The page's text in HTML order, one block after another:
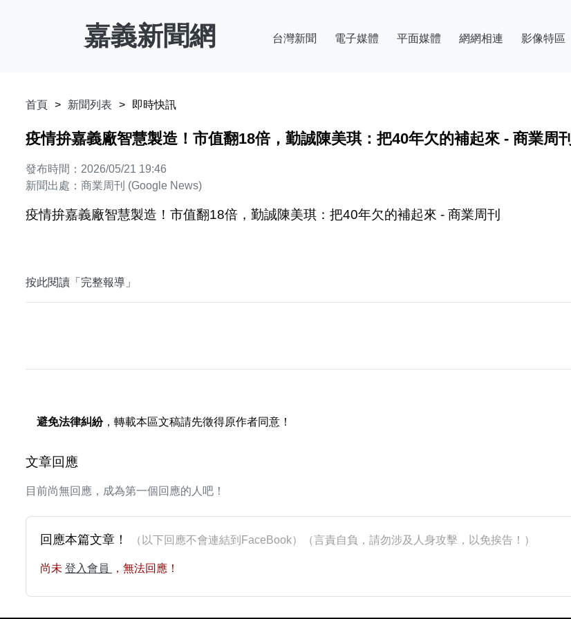
嘉義新聞網 台灣新聞 電子媒體 平面媒體 網網相連 影像特區
首頁 新聞列表 即時快訊
疫情拚嘉義廠智慧製造！市值翻18倍，勤誠陳美琪：把40年欠的補起來 - 商業周刊
發布時間：2026/05/21 19:46
新聞出處：商業周刊 (Google News)
疫情拚嘉義廠智慧製造！市值翻18倍，勤誠陳美琪：把40年欠的補起來 - 商業周刊
按此閱讀「完整報導」
避免法律糾紛，轉載本區文稿請先徵得原作者同意！
文章回應
目前尚無回應，成為第一個回應的人吧！
回應本篇文章！ （以下回應不會連結到FaceBook）（言責自負，請勿涉及人身攻擊，以免挨告！）
尚未 登入會員 ，無法回應！